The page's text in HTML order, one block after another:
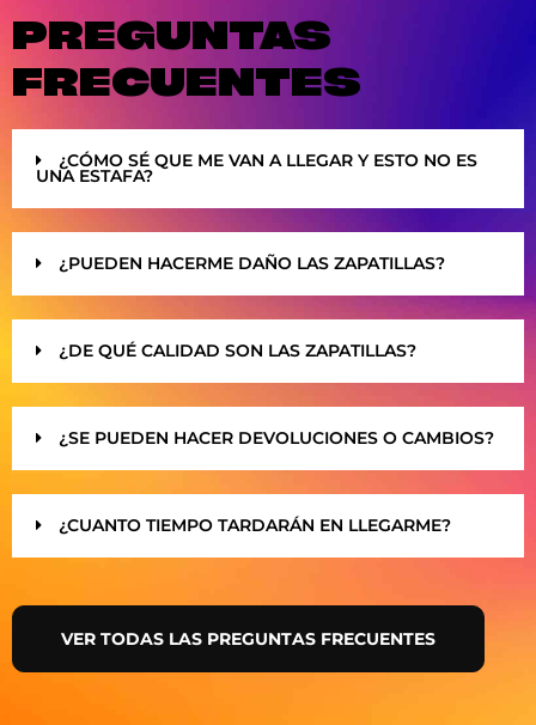
PREGUNTAS
FRECUENTES
¿CÓMO SÉ QUE ME VAN A LLEGAR Y ESTO NO ES
UNA ESTAFA?
¿PUEDEN HACERME DAÑO LAS ZAPATILLAS?
¿DE QUÉ CALIDAD SON LAS ZAPATILLAS?
¿SE PUEDEN HACER DEVOLUCIONES O CAMBIOS?
¿CUANTO TIEMPO TARDARÁN EN LLEGARME?
VER TODAS LAS PREGUNTAS FRECUENTES